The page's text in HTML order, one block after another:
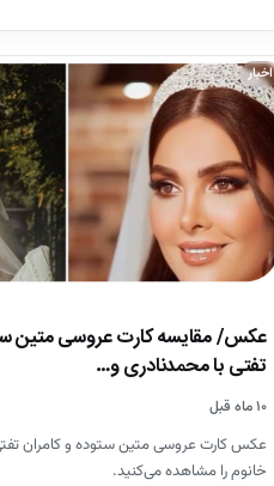
اخبار
عکس/ مقایسه کارت عروسی متین
تفتی با محمدنادری و…
۱۰ ماه قبل
عکس کارت عروسی متین ستوده و کامران
خانوم را مشاهده می‌کنید.